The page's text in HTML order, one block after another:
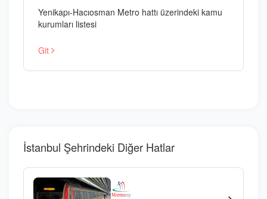
Yenikapı-Hacıosman Metro hattı üzerindeki kamu
kurumları listesi
Git
İstanbul Şehrindeki Diğer Hatlar